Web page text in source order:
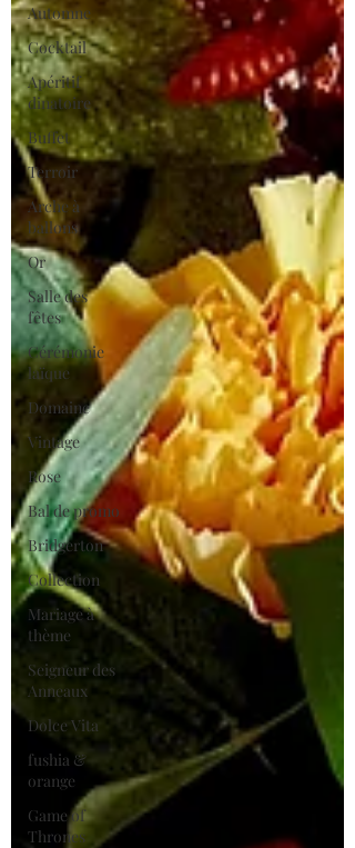
Automne
Cocktail
Apéritif
dinatoire
Buffet
Terroir
Arche à
ballons
Or
Salle des
fêtes
Cérémonie
laïque
Domaine
Vintage
Rose
Bal de promo
Bridgerton
Collection
Mariage à
thème
Seigneur des
Anneaux
Dolce Vita
fushia &
orange
Game of
Thrones